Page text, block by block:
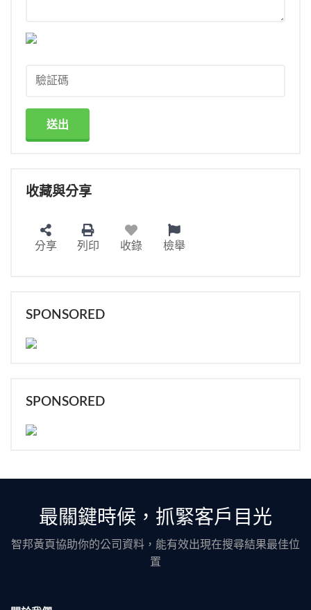
送出
收藏與分享
分享 列印 收錄 檢舉
SPONSORED
SPONSORED
最關鍵時候，抓緊客戶目光
智邦黃頁協助你的公司資料，能有效出現在搜尋結果最佳位
置